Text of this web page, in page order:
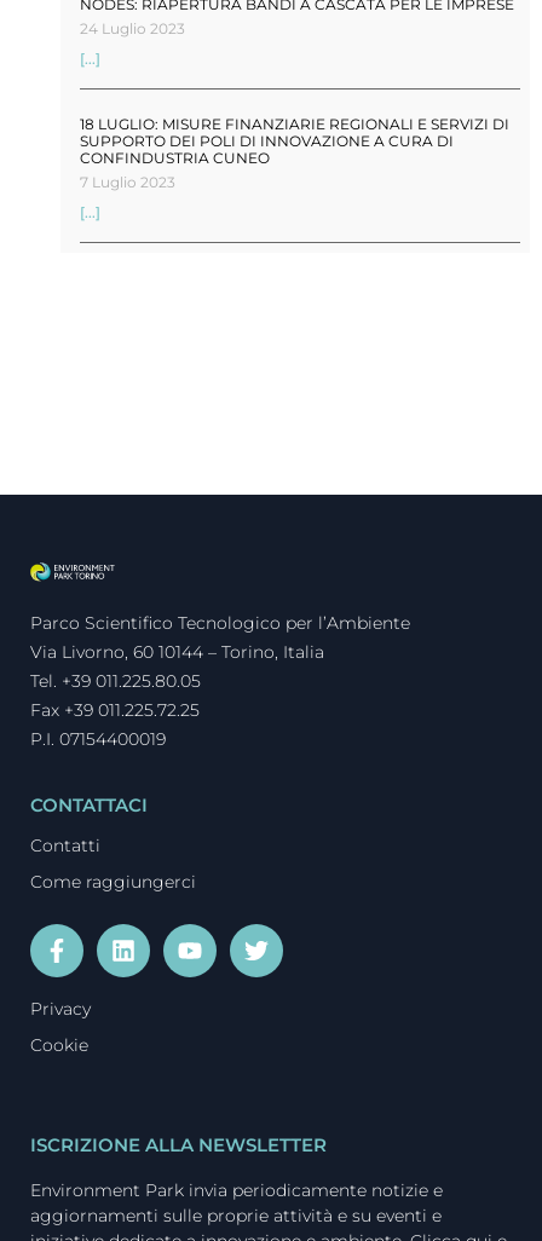
NODES: RIAPERTURA BANDI A CASCATA PER LE IMPRESE
24 Luglio 2023
[...]
18 LUGLIO: MISURE FINANZIARIE REGIONALI E SERVIZI DI
SUPPORTO DEI POLI DI INNOVAZIONE A CURA DI
CONFINDUSTRIA CUNEO
7 Luglio 2023
[...]
Parco Scientifico Tecnologico per l’Ambiente
Via Livorno, 60 10144 – Torino, Italia
Tel. +39 011.225.80.05
Fax +39 011.225.72.25
P.I. 07154400019
CONTATTACI
Contatti
Come raggiungerci
Privacy
Cookie
ISCRIZIONE ALLA NEWSLETTER
Environment Park invia periodicamente notizie e
aggiornamenti sulle proprie attività e su eventi e